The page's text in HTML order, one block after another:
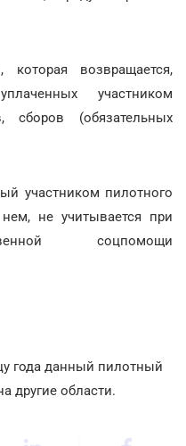
возвращается,
участником
сборов (обязательных
участником пилотного
не учитывается при
соцпомощи
года данный пилотный
другие области.